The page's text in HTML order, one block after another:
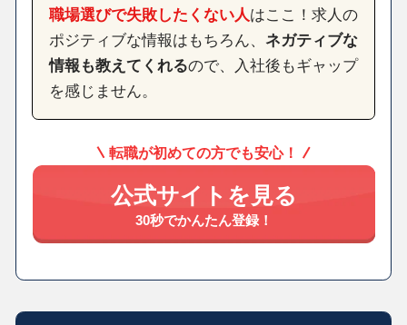
職場選びで失敗したくない人はここ！求人の
ポジティブな情報はもちろん、 ネガティブな
情報も教えてくれるので、入社後もギャップ
を感じません。
転職が初めての方でも安心！
公式サイトを見る
30秒でかんたん登録！